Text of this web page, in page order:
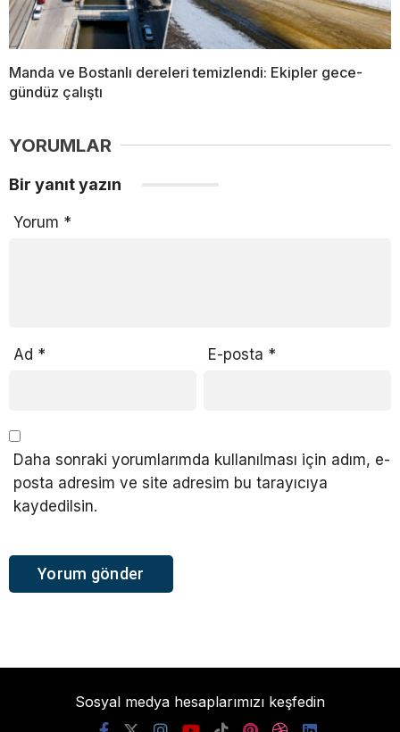
Manda ve Bostanlı dereleri temizlendi: Ekipler gece-
gündüz çalıştı
YORUMLAR
Bir yanıt yazın
Yorum *
Ad * E-posta *
Daha sonraki yorumlarımda kullanılması için adım, e-
posta adresim ve site adresim bu tarayıcıya
kaydedilsin.
Sosyal medya hesaplarımızı keşfedin